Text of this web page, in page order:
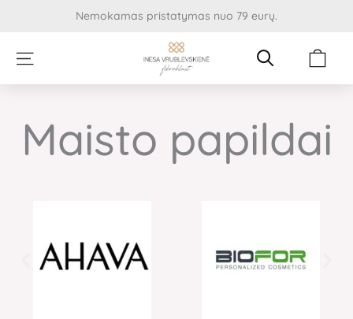
Nemokamas pristatymas nuo 79 eurų.
Cart
Maisto papildai